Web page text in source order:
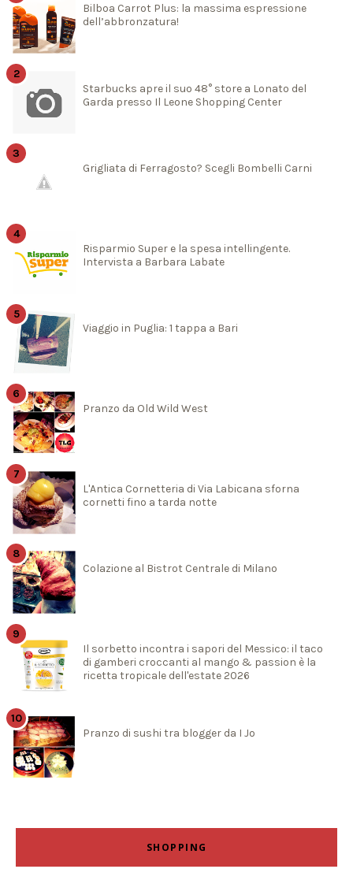
Bilboa Carrot Plus: la massima espressione
dell’abbronzatura!
Starbucks apre il suo 48° store a Lonato del
Garda presso Il Leone Shopping Center
Grigliata di Ferragosto? Scegli Bombelli Carni
Risparmio Super e la spesa intellingente.
Intervista a Barbara Labate
Viaggio in Puglia: 1 tappa a Bari
Pranzo da Old Wild West
L'Antica Cornetteria di Via Labicana sforna
cornetti fino a tarda notte
Colazione al Bistrot Centrale di Milano
Il sorbetto incontra i sapori del Messico: il taco
di gamberi croccanti al mango & passion è la
ricetta tropicale dell'estate 2026
Pranzo di sushi tra blogger da I Jo
SHOPPING